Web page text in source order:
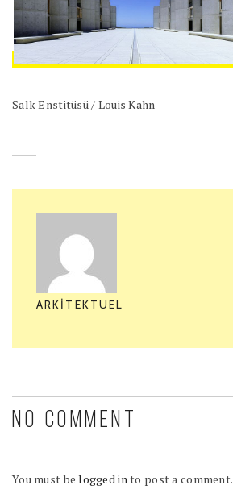
Salk Enstitüsü / Louis Kahn
ARKITEKTUEL
NO COMMENT
You must belogged in to post a comment.